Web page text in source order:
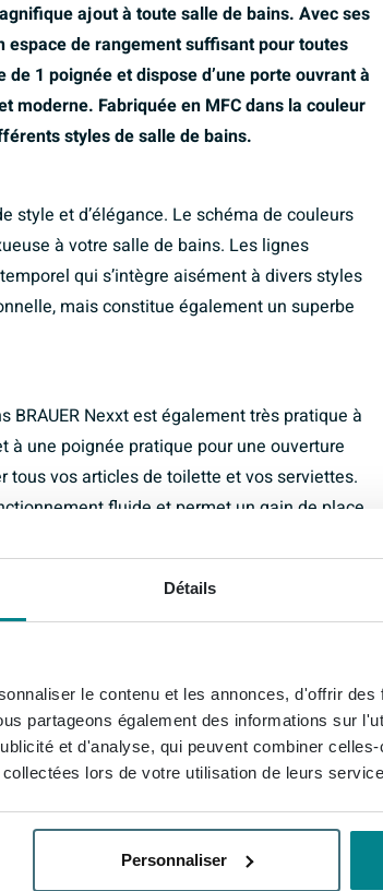
Détails
le contenu et les annonces, d'offrir
partageons également des informations sur
et d'analyse, qui peuvent combiner
lors de votre utilisation de leurs
Personnaliser
ajout à toute salle de bains. Avec ses
de rangement suffisant pour toutes
1 poignée et dispose d’une porte ouvrant à
moderne. Fabriquée en MFC dans la couleur
styles de salle de bains.
style et d’élégance. Le schéma de couleurs
à votre salle de bains. Les lignes
qui s’intègre aisément à divers styles
mais constitue également un superbe
BRAUER Nexxt est également très pratique à
à une poignée pratique pour une ouverture
vos articles de toilette et vos serviettes.
fluide et permet un gain de place
MFC de haute qualité, ce qui garantit
et à l’usure, de sorte que l’armoire
de salle de bains BRAUER Nexxt, vous
en conservant sa fonctionnalité.
place